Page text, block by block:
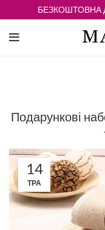
БЕЗКОШТОВНА
Подарункові
14
ТРА